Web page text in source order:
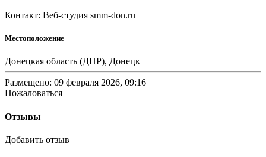
Контакт: Веб-студия smm-don.ru
Местоположение
Донецкая область (ДНР), Донецк
Размещено: 09 февраля 2026, 09:16
Пожаловаться
Отзывы
Добавить отзыв